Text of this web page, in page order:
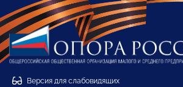
Версия для слабовидящих